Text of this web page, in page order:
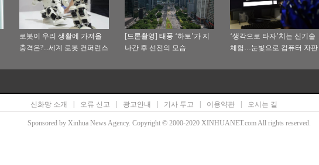
로봇이 우리 생활에 가져올
충격은?...세계 로봇 컨퍼런스
[드론촬영] 태풍 ‘하토’가 지
나간 후 선전의 모습
‘생각으로 타자’치는 신기술
체험…눈빛으로 컴퓨터 자판